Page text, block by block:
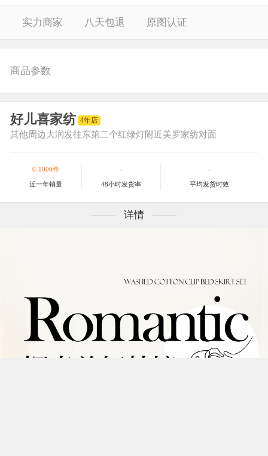
实力商家 八天包退 原图认证
商品参数
好儿喜家纺 4年店
其他周边大润发往东第二个红绿灯附近美罗家纺对面
0-1000件
近一年销量
-
48小时发货率
-
平均发货时效
详情